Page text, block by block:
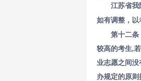
江苏省我
如有调整，以
第十二条
较高的考生,
业志愿之间
办规定的原则